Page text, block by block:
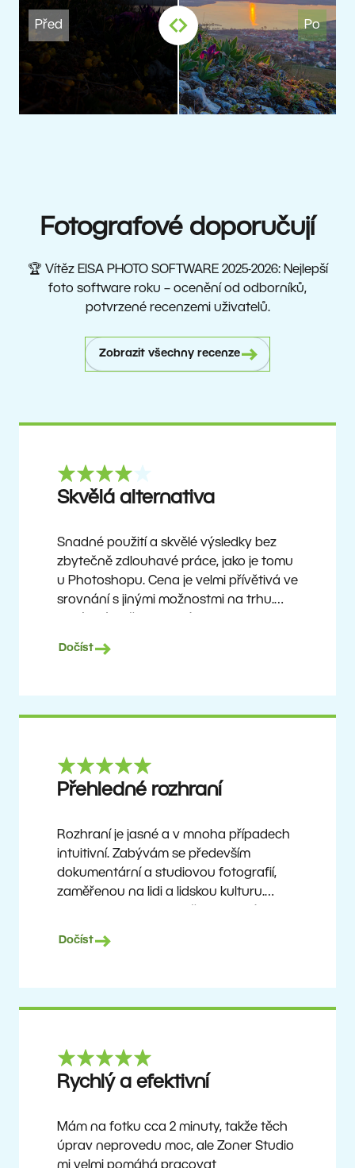
Fotografové doporučují
🏆 Vítěz EISA PHOTO SOFTWARE 2025-2026: Nejlepší
foto software roku – ocenění od odborníků,
potvrzené recenzemi uživatelů.
Zobrazit všechny recenze
Skvělá alternativa
Snadné použití a skvělé výsledky bez
zbytečně zdlouhavé práce, jako je tomu
u Photoshopu. Cena je velmi přívětivá ve
srovnání s jinými možnostmi na trhu.
uživatelům, kteří chtějí dosáhnout
pokročilejší funkce, jakmile si na program
Ron
Dočíst
Přehledné rozhraní
Rozhraní je jasné a v mnoha případech
intuitivní. Zabývám se především
dokumentární a studiovou fotografií,
zaměřenou na lidi a lidskou kulturu.
a vylepšuje. Už asi 6 let je mým hlavním
Ulf Söderberg
Dočíst
Rychlý a efektivní
Mám na fotku cca 2 minuty, takže těch
úprav neprovedu moc, ale Zoner Studio